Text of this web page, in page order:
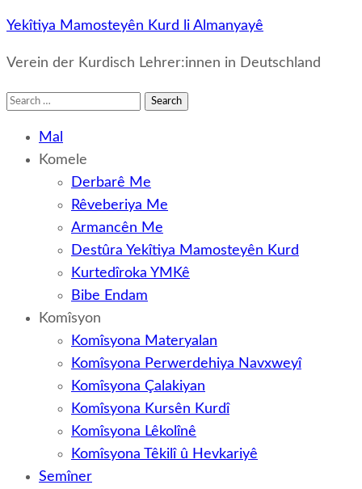
Yekîtiya Mamosteyên Kurd li Almanyayê
Verein der Kurdisch Lehrer:innen in Deutschland
Search
Mal
Komele
Derbarê Me
Rêveberiya Me
Armancên Me
Destûra Yekîtiya Mamosteyên Kurd
Kurtedîroka YMKê
Bibe Endam
Komîsyon
Komîsyona Materyalan
Komîsyona Perwerdehiya Navxweyî
Komîsyona Çalakiyan
Komîsyona Kursên Kurdî
Komîsyona Lêkolînê
Komîsyona Têkilî û Hevkariyê
Semîner